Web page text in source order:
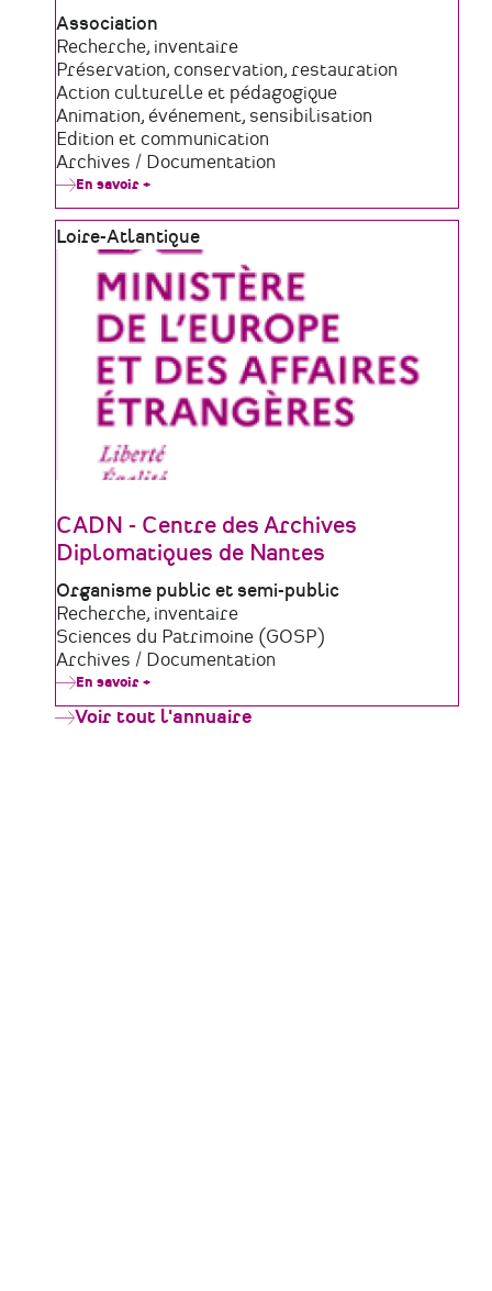
Type
de
structure
Association
Domaine
d'activité
Recherche, inventaire
Préservation, conservation, restauration
Action culturelle et pédagogique
Animation, événement, sensibilisation
Edition et communication
Archives / Documentation
En savoir +
Zone
géographique
Loire-Atlantique
CADN - Centre des Archives
Diplomatiques de Nantes
Type
de
structure
Organisme public et semi-public
Domaine
d'activité
Recherche, inventaire
Sciences du Patrimoine (GOSP)
Archives / Documentation
En savoir +
-
Voir tout l'annuaire